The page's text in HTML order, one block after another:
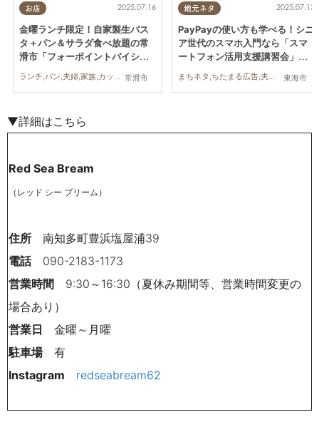
お店
常滑市
2025.07.16
金曜ランチ限定！自家製生パス
タ＋パン＆サラダ食べ放題の常
滑市「フォーポイントバイシェ
ラトン名古屋」のランチが最高
すぎた
ランチ,パン,夫婦,家族,カップル,友人
地元ネタ
東海市
2025.07.13
PayPayの使い方も学べる！シニ
ア世代のスマホ入門なら「スマ
ートフォン活用支援講習会」を
東海市で／ちたまる広告
まちネタ,ちたまる広告,夫婦,家族,おひとりさま,友人
▼詳細はこちら
Red Sea Bream
（レッド シー ブリーム）
住所 南知多町豊浜塩屋浦39
電話090-2183-1173
営業時間 9:30～16:30（夏休み期間等、営業時間変更の
場合あり）
営業日 金曜～月曜
駐車場有
Instagram
redseabream62